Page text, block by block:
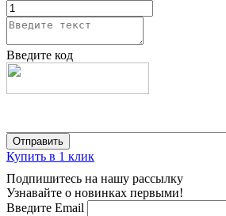
Введите код
Купить в 1 клик
Подпишитесь на нашу рассылку
Узнавайте о новинках первыми!
Введите Email